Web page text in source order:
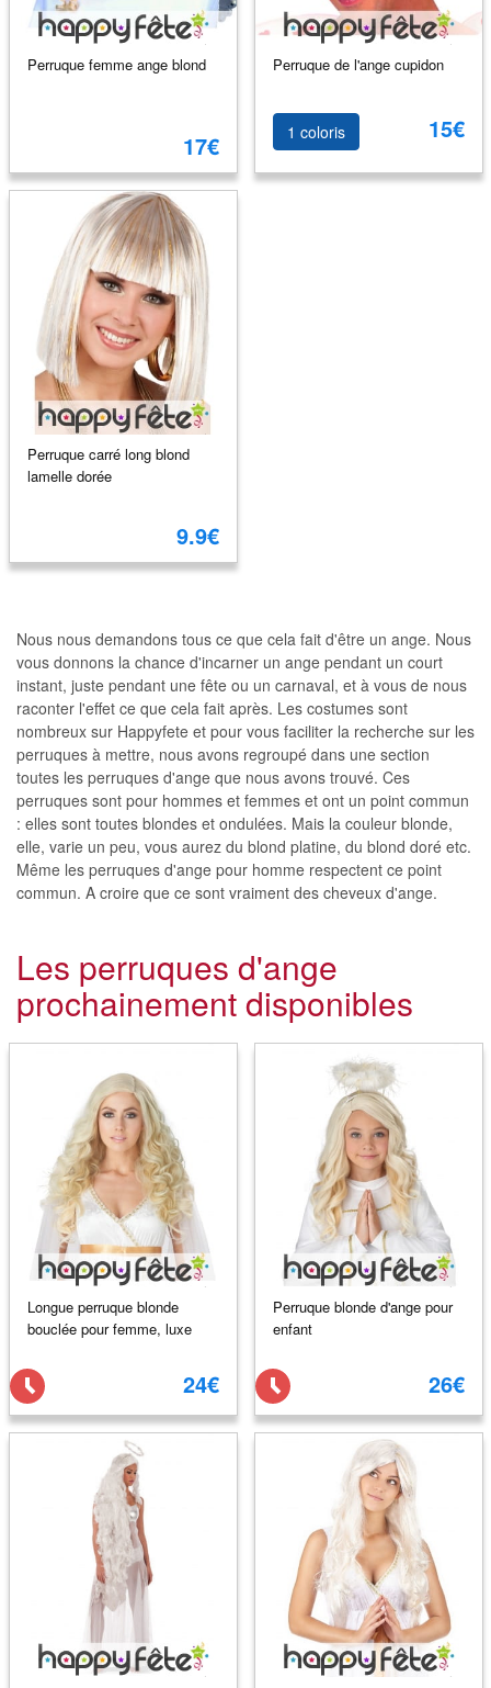
Perruque femme ange blond
17€
Perruque de l'ange cupidon
1 coloris 15€
Perruque carré long blond
lamelle dorée
9.9€
Nous nous demandons tous ce que cela fait d'être un ange. Nous
vous donnons la chance d'incarner un ange pendant un court
instant, juste pendant une fête ou un carnaval, et à vous de nous
raconter l'effet ce que cela fait après. Les costumes sont
nombreux sur Happyfete et pour vous faciliter la recherche sur les
perruques à mettre, nous avons regroupé dans une section
toutes les perruques d'ange que nous avons trouvé. Ces
perruques sont pour hommes et femmes et ont un point commun
: elles sont toutes blondes et ondulées. Mais la couleur blonde,
elle, varie un peu, vous aurez du blond platine, du blond doré etc.
Même les perruques d'ange pour homme respectent ce point
commun. A croire que ce sont vraiment des cheveux d'ange.
Les perruques d'ange
prochainement disponibles
Longue perruque blonde
bouclée pour femme, luxe
24€
Perruque blonde d'ange pour
enfant
26€